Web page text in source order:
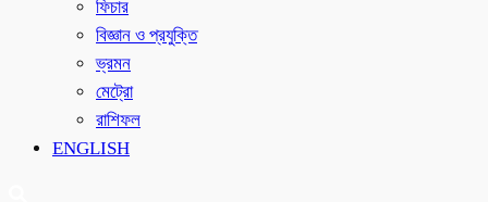
ফিচার
বিজ্ঞান ও প্রযুক্তি
ভ্রমন
মেট্রো
রাশিফল
ENGLISH